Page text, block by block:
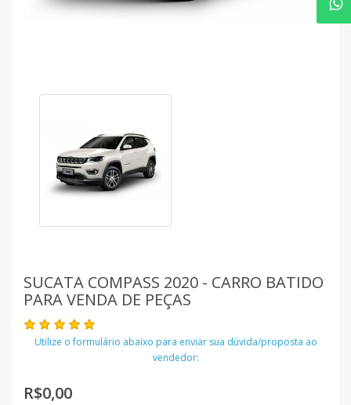
SUCATA COMPASS 2020 - CARRO BATIDO
PARA VENDA DE PEÇAS
Utilize o formulário abaixo para enviar sua dúvida/proposta ao
vendedor:
R$0,00